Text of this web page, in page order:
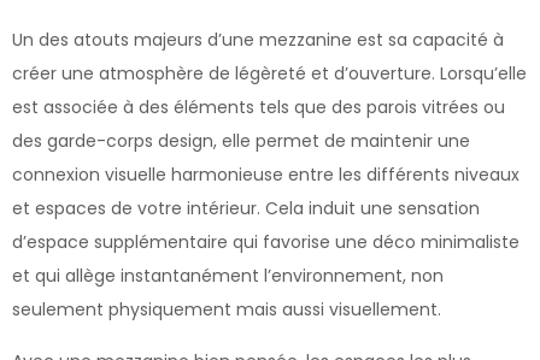
Un des atouts majeurs d’une mezzanine est sa capacité à
créer une atmosphère de légèreté et d’ouverture. Lorsqu’elle
est associée à des éléments tels que des parois vitrées ou
des garde-corps design, elle permet de maintenir une
connexion visuelle harmonieuse entre les différents niveaux
et espaces de votre intérieur. Cela induit une sensation
d’espace supplémentaire qui favorise une déco minimaliste
et qui allège instantanément l’environnement, non
seulement physiquement mais aussi visuellement.